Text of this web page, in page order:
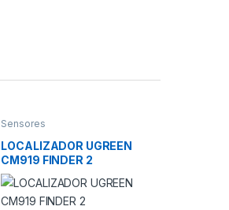
Sensores
LOCALIZADOR UGREEN
CM919 FINDER 2
BLUETOOTH APPLE FIND
MY CON ALARMA
SONORA 75119A NEGRO